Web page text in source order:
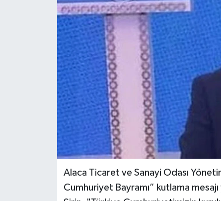
Alaca Ticaret ve Sanayi Odası
Cumhuriyet Bayramı” kutlama mesajı